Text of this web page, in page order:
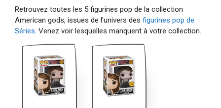
Retrouvez toutes les 5 figurines pop de la collection
American gods, issues de l'univers des figurines pop de
Séries. Venez voir lesquelles manquent à votre collection.